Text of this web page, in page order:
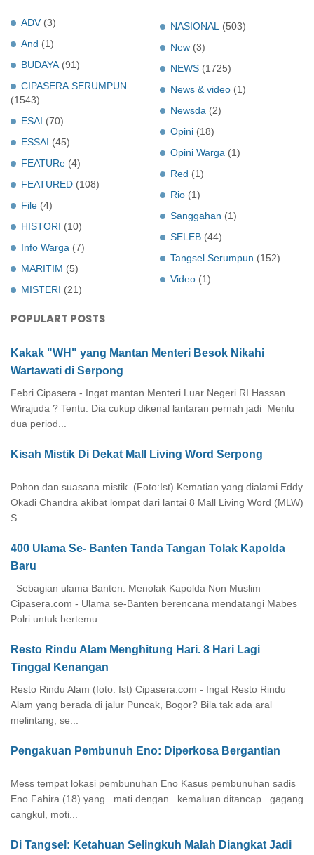
ADV (3)
And (1)
BUDAYA (91)
CIPASERA SERUMPUN
(1543)
ESAI (70)
ESSAI (45)
FEATURe (4)
FEATURED (108)
File (4)
HISTORI (10)
Info Warga (7)
MARITIM (5)
MISTERI (21)
NASIONAL
(503)
New (3)
NEWS (1725)
News & video (1)
Newsda (2)
Opini (18)
Opini Warga (1)
Red (1)
Rio (1)
Sanggahan (1)
SELEB (44)
Tangsel Serumpun (152)
Video (1)
POPULART POSTS
Kakak "WH" yang Mantan Menteri Besok Nikahi
Wartawati di Serpong
Febri Cipasera - Ingat mantan Menteri Luar Negeri RI Hassan
Wirajuda ? Tentu. Dia cukup dikenal lantaran pernah jadi Menlu
dua period...
Kisah Mistik Di Dekat Mall Living Word Serpong
Pohon dan suasana mistik. (Foto:Ist) Kematian yang dialami Eddy
Okadi Chandra akibat lompat dari lantai 8 Mall Living Word (MLW)
S...
400 Ulama Se- Banten Tanda Tangan Tolak Kapolda
Baru
Sebagian ulama Banten. Menolak Kapolda Non Muslim
Cipasera.com - Ulama se-Banten berencana mendatangi Mabes
Polri untuk bertemu ...
Resto Rindu Alam Menghitung Hari. 8 Hari Lagi
Tinggal Kenangan
Resto Rindu Alam (foto: Ist) Cipasera.com - Ingat Resto Rindu
Alam yang berada di jalur Puncak, Bogor? Bila tak ada aral
melintang, se...
Pengakuan Pembunuh Eno: Diperkosa Bergantian
Mess tempat lokasi pembunuhan Eno Kasus pembunuhan sadis
Eno Fahira (18) yang mati dengan kemaluan ditancap gagang
cangkul, moti...
Di Tangsel: Ketahuan Selingkuh Malah Diangkat Jadi